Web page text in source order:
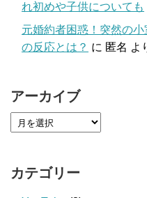
れ初めや子供についても
元婚約者困惑！突然の
の反応とは？ に 匿名 よ
アーカイブ
カテゴリー